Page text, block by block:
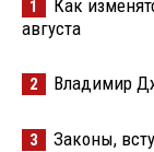
1
Как
августа
2 Владимир
3 Законы,